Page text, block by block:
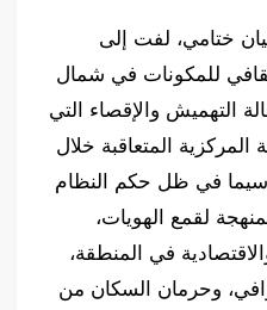
ختامي، لفت إلى
للمكونات في شمال
التهميش والإقصاء التي
المتعاقبة خلال
سيما في ظل حكم النظام
لقمع الهويات،
في المنطقة،
وحرمان السكان من